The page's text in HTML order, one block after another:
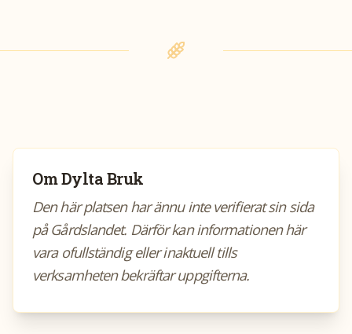
OmDylta Bruk
Den här platsen har ännu inte verifierat sin sida
på Gårdslandet. Därför kan informationen här
vara ofullständig eller inaktuell tills
verksamheten bekräftar uppgifterna.